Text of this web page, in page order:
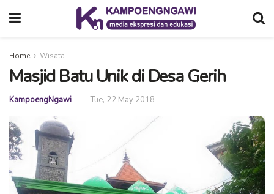
Home Wisata
Masjid Batu Unik di Desa Gerih
KampoengNgawi Tue, 22 May 2018